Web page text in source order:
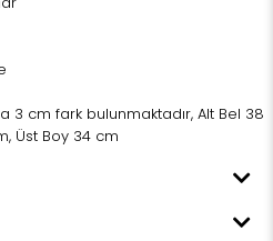
3 cm fark bulunmaktadır, Alt Bel 38
Üst Boy 34 cm